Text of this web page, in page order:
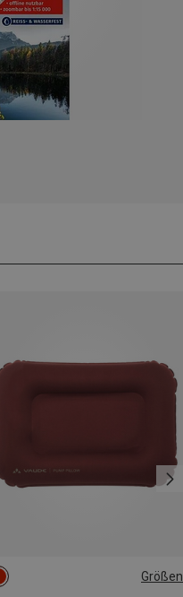
Größen
ONE SIZE